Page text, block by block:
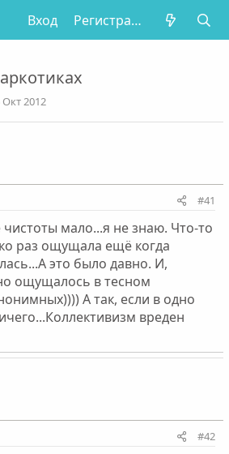
Вход Регистрация
Окт 2012
#41
мало...я не знаю. Что-то
раз ощущала ещё когда
это было давно. И,
ощущалось в тесном
А так, если в одно
вреден
#42